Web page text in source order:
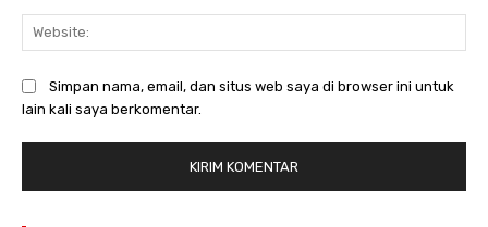
Simpan nama, email, dan situs web saya di browser ini untuk
lain kali saya berkomentar.